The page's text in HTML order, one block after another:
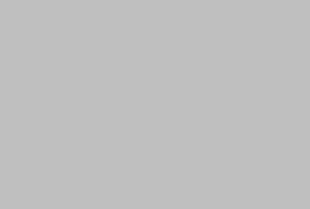
00:01:28: Danke dass
00:01:32: Du hast ja
00:01:34: wir werden
gleich starten aber es ist